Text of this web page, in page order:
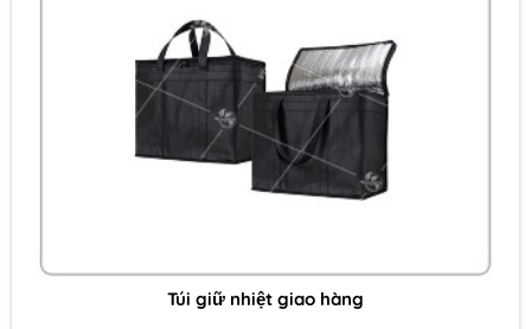
Túi giữ nhiệt giao hàng